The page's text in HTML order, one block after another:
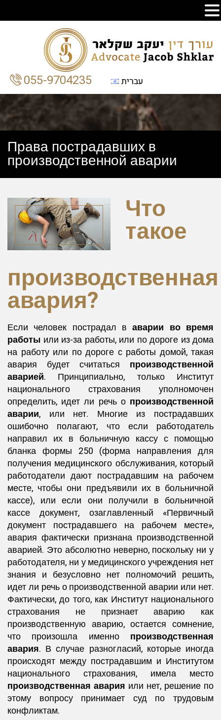
055-9704235 עברית
Права пострадавших в
производственной аварии
Что
такое
производственная
авария?
Если человек пострадал ваварии во время
работы или из-за работы, или по дороге из дома
на работу или по дороге с работы домой, такая
авария будет считаться производственной
аварией. Принципиально, только Институт
национального страхования уполномочен
определить, идет ли речь о производственной
аварии, или нет. Многие из пострадавших
ошибочно полагают, что если работодатель
направил их в больничную кассу с помощью
бланка формы 250 (форма направления для
получения медицинского обслуживания, который
работодатели дают пострадавшим на рабочем
месте, чтобы они предъявили их в больничной
кассе), или если они получили в больничной
кассе документ, озаглавленный «Первичный
документ пострадавшего на рабочем месте»,
авария фактически признана производственной
аварией. Это абсолютно неверно, поскольку ни у
работодателя, ни у медицинского учреждения нет
знания и безусловно нет полномочий решить,
идет ли речь о производственной аварии или нет.
Фактически, до того, как Институт национального
страхования не признает аварию как
производственную аварию, остается сомнение,
что произошла именно производственная
авария. В случае разногласий, которые иногда
происходят между пострадавшим и Институтом
национального страхования, имела место
производственная авария или нет, решение по
этому вопросу принимает суд по трудовым
конфликтам.